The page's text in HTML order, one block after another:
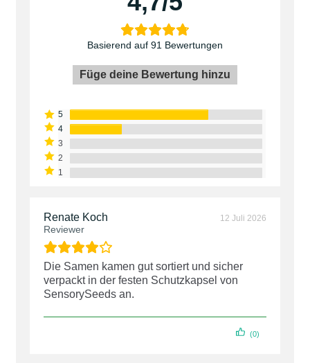
Basierend auf 91 Bewertungen
Füge deine Bewertung hinzu
Renate Koch
Reviewer
12 Juli 2026
Die Samen kamen gut sortiert und sicher
verpackt in der festen Schutzkapsel von
SensorySeeds an.
(0)